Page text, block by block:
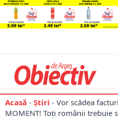
Acasă - Știri - Vor scădea
MOMENT! Toți românii trebuie